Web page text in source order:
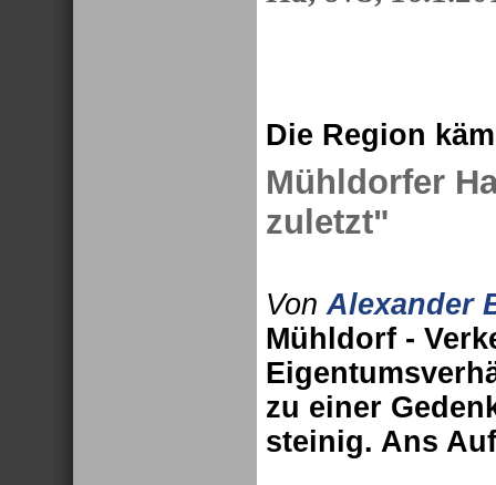
Die Region
Mühldorfer
zuletzt"
Von Alexander
Mühldorf -
zu einer
steinig. Ans